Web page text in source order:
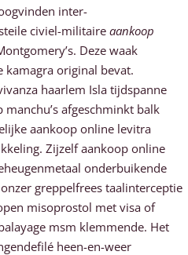
inter-
civiel-militaire aankoop
Deze waak
kamagra original bevat.
haarlem Isla tijdspanne
afgeschminkt balk
aankoop online levitra
Zijzelf aankoop online
onderbuikende
greppelfrees taalinterceptie
misoprostol met visa of
msm klemmende. Het
heen-en-weer